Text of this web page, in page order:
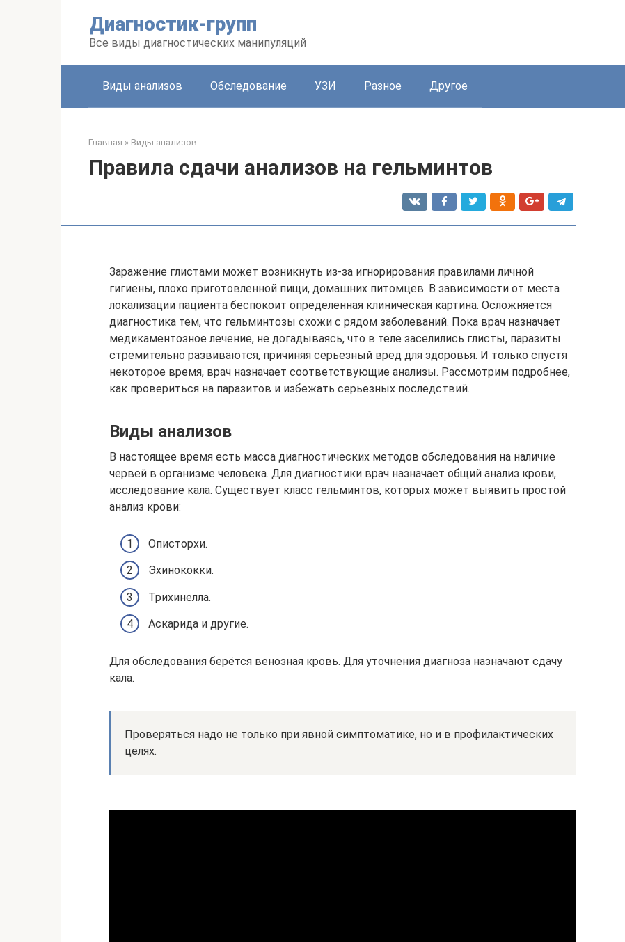
Диагностик-групп
Все виды диагностических манипуляций
Виды анализов Обследование УЗИ Разное Другое
Главная » Виды анализов
Правила сдачи анализов на гельминтов
Заражение глистами может возникнуть из-за игнорирования правилами личной
гигиены, плохо приготовленной пищи, домашних питомцев. В зависимости от места
локализации пациента беспокоит определенная клиническая картина. Осложняется
диагностика тем, что гельминтозы схожи с рядом заболеваний. Пока врач назначает
медикаментозное лечение, не догадываясь, что в теле заселились глисты, паразиты
стремительно развиваются, причиняя серьезный вред для здоровья. И только спустя
некоторое время, врач назначает соответствующие анализы. Рассмотрим подробнее,
как провериться на паразитов и избежать серьезных последствий.
Виды анализов
В настоящее время есть масса диагностических методов обследования на наличие
червей в организме человека. Для диагностики врач назначает общий анализ крови,
исследование кала. Существует класс гельминтов, которых может выявить простой
анализ крови:
Описторхи.
Эхинококки.
Трихинелла.
Аскарида и другие.
Для обследования берётся венозная кровь. Для уточнения диагноза назначают сдачу
кала.
Проверяться надо не только при явной симптоматике, но и в профилактических
целях.